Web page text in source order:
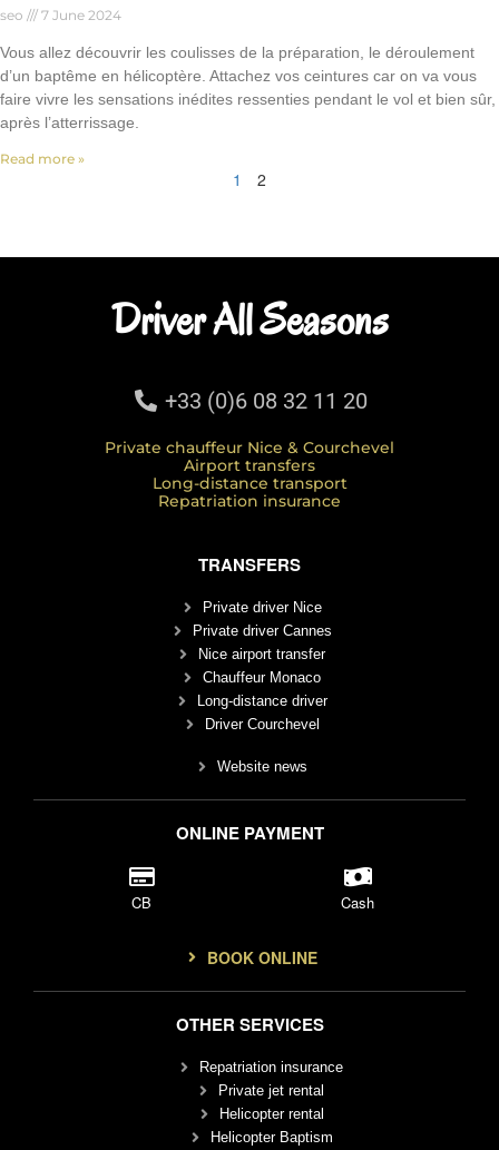
seo 7 June 2024
Vous allez découvrir les coulisses de la préparation, le déroulement
d’un baptême en hélicoptère. Attachez vos ceintures car on va vous
faire vivre les sensations inédites ressenties pendant le vol et bien sûr,
après l’atterrissage.
Read more »
1 2
Driver All Seasons
+33 (0)6 08 32 11 20
Private chauffeur Nice & Courchevel
Airport transfers
Long-distance transport
Repatriation insurance
TRANSFERS
Private driver Nice
Private driver Cannes
Nice airport transfer
Chauffeur Monaco
Long-distance driver
Driver Courchevel
Website news
ONLINE PAYMENT
CB Cash
BOOK ONLINE
OTHER SERVICES
Repatriation insurance
Private jet rental
Helicopter rental
Helicopter Baptism